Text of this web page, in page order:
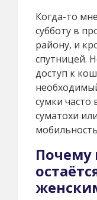
Когда-то
субботу в
району, и
спутницей.
доступ к
сумки часто
суматохи
Почему